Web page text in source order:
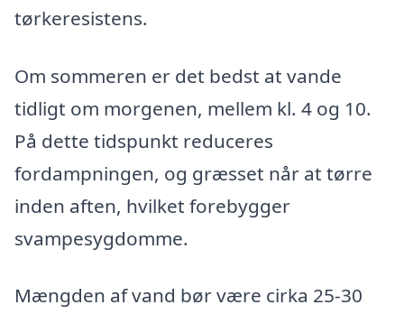
tørkeresistens.
Om sommeren er det bedst at vande
tidligt om morgenen, mellem kl. 4 og 10.
På dette tidspunkt reduceres
fordampningen, og græsset når at tørre
inden aften, hvilket forebygger
svampesygdomme.
Mængden af vand bør være cirka 25-30